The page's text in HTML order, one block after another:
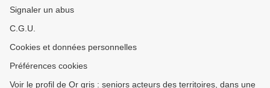
Signaler un abus
C.G.U.
Cookies et données personnelles
Préférences cookies
Voir le profil de Or gris : seniors acteurs des territoires, dans une